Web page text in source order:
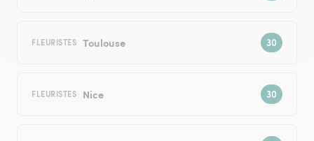
FLEURISTES Toulouse
FLEURISTES Nice